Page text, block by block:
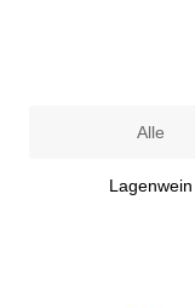
Alle
Lagenwein